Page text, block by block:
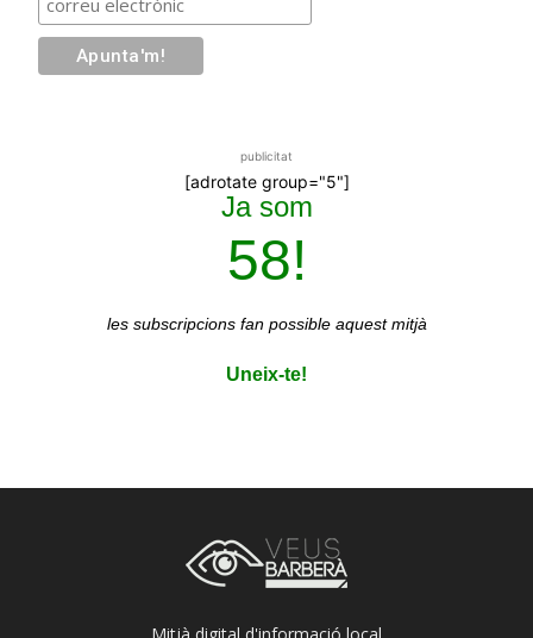
publicitat
[adrotate group="5"]
Ja som
58!
les subscripcions fan possible aquest mitjà
Uneix-te!